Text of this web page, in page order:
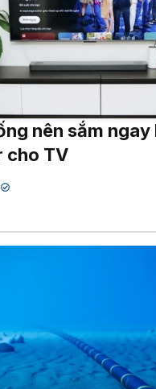
nên sắm ngay
cho TV
✔